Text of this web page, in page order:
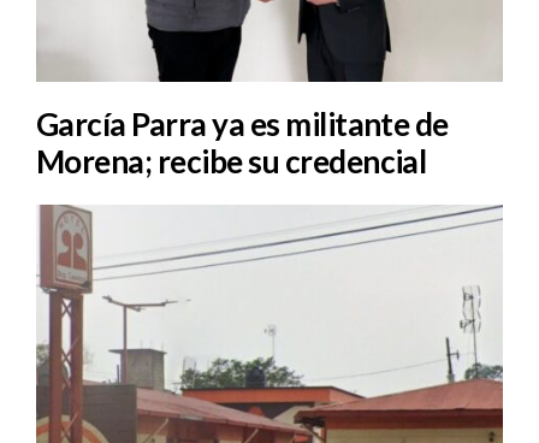
García Parra ya es militante de
Morena; recibe su credencial